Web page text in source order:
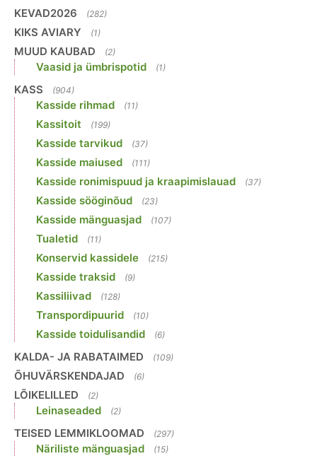
KEVAD2026 (282)
KIKS AVIARY (1)
MUUD KAUBAD (2)
Vaasid ja ümbrispotid (1)
KASS (904)
Kasside rihmad (11)
Kassitoit (199)
Kasside tarvikud (37)
Kasside maiused (111)
Kasside ronimispuud ja kraapimislauad (37)
Kasside sööginõud (23)
Kasside mänguasjad (107)
Tualetid (11)
Konservid kassidele (215)
Kasside traksid (9)
Kassiliivad (128)
Transpordipuurid (10)
Kasside toidulisandid (6)
KALDA- JA RABATAIMED (109)
ÕHUVÄRSKENDAJAD (6)
LÕIKELILLED (2)
Leinaseaded (2)
TEISED LEMMIKLOOMAD (297)
Näriliste mänguasjad (15)